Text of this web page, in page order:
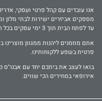
אנו עובדים עם קהל פרטי ועסקי,
מספקים אביזרים ישירות לבתי מלון
עד לפתח הבית תוך 3 ימי עסקים בכל רחבי הארץ.
אתם מוזמנים ליהנות ממגוון מוצרינו
פרטית בשפע ללקוחותינו.
בואו לעצב את ביתכם יחד עם אבנר‘ס
אירופאי במחירים הכי שווים.